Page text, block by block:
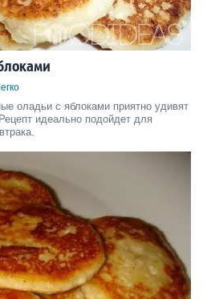
оладьи с яблоками приятно удивят
идеально подойдет для